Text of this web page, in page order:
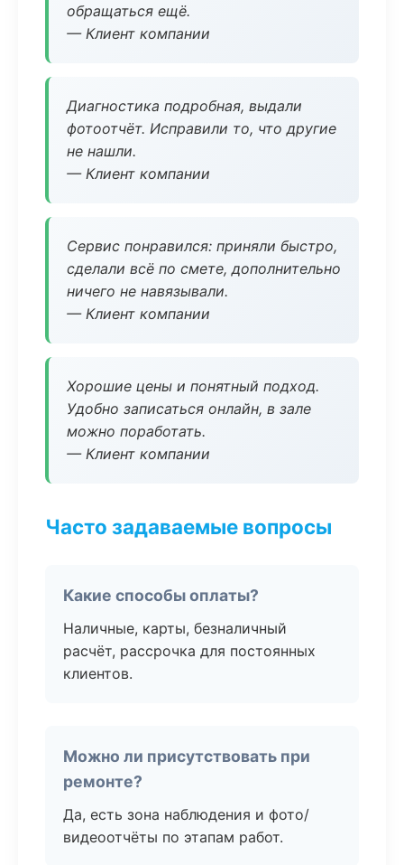
обращаться ещё.
— Клиент компании
Диагностика подробная, выдали
фотоотчёт. Исправили то, что другие
не нашли.
— Клиент компании
Сервис понравился: приняли быстро,
сделали всё по смете, дополнительно
ничего не навязывали.
— Клиент компании
Хорошие цены и понятный подход.
Удобно записаться онлайн, в зале
можно поработать.
— Клиент компании
Часто задаваемые вопросы
Какие способы оплаты?
Наличные, карты, безналичный
расчёт, рассрочка для постоянных
клиентов.
Можно ли присутствовать при
ремонте?
Да, есть зона наблюдения и фото/
видеоотчёты по этапам работ.